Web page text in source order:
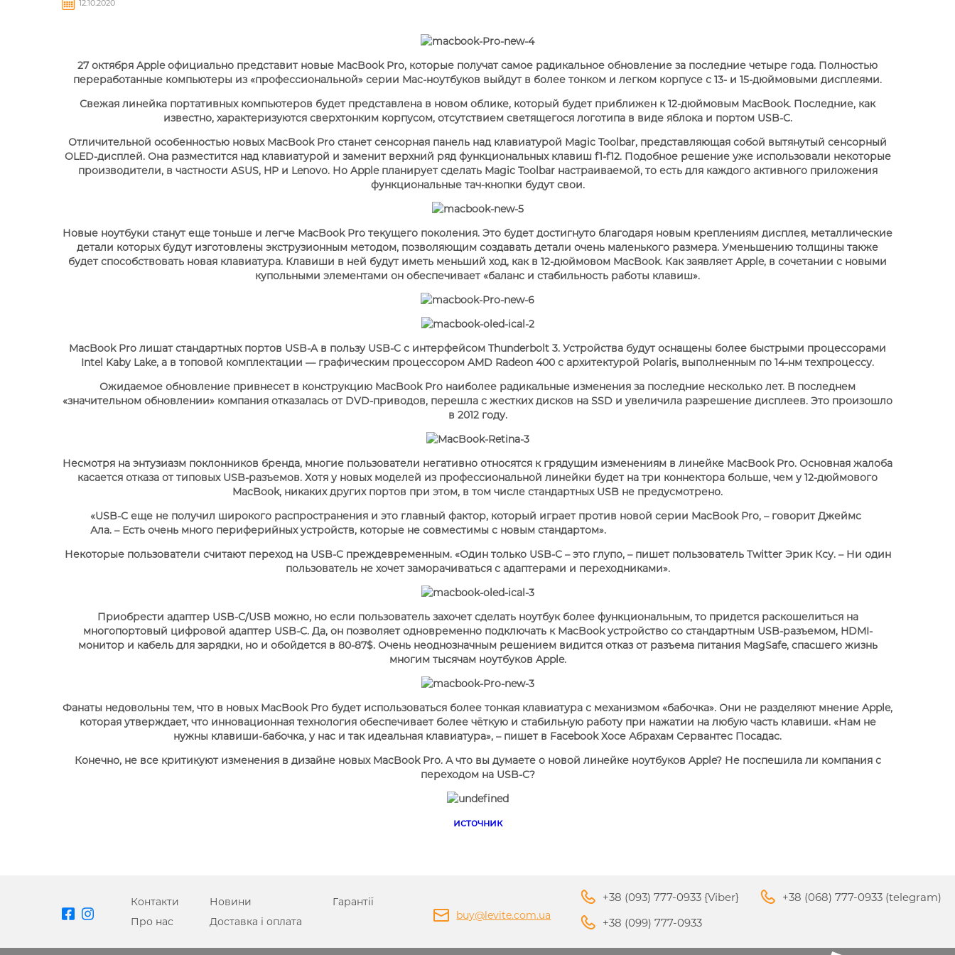
APPLE IPHONE 16 PRO
MAX
APPLE IPHONE 15 PRO
APPLE IPHONE 15 PRO APPLE IPHONE 15 PLUS
APPLE IPHONE 15
MAX
APPLE IPHONE 14 PLUS APPLE IPHONE 14
APPLE IPHONE 13
APPLE MACBOOK PRO
14"
APPLE MACBOOK AIR M4
2025
APPLE MACBOOK AIR M3
2024
APPLE IPAD 11" 2025 APPLE IPAD MINI 7 2024 APPLE IPAD AIR M2 2024
APPLE PENCIL ДЛЯ IPAD
APPLE WATCH ULTRA 2
APPLE MAGIC MOUSE APPLE MAGIC TRACKPAD APPLE HOMEPOD MINI
БЕЗДРОТОВІ ЗАРЯДНІ
АДАПТЕРИ ТА ЗАРЯДКИ
12.10.2020
27 октября Apple официально представит новые MacBook Pro, которые получат самое радикальное обновление за последние четыре года. Полностью
переработанные компьютеры из «профессиональной» серии Mac-ноутбуков выйдут в более тонком и легком корпусе с 13- и 15-дюймовыми дисплеями.
Свежая линейка портативных компьютеров будет представлена в новом облике, который будет приближен к 12-дюймовым MacBook. Последние, как
известно, характеризуются сверхтонким корпусом, отсутствием светящегося логотипа в виде яблока и портом USB-C.
Отличительной особенностью новых MacBook Pro станет сенсорная панель над клавиатурой Magic Toolbar, представляющая собой вытянутый сенсорный
OLED-дисплей. Она разместится над клавиатурой и заменит верхний ряд функциональных клавиш f1-f12. Подобное решение уже использовали некоторые
производители, в частности ASUS, HP и Lenovo. Но Apple планирует сделать Magic Toolbar настраиваемой, то есть для каждого активного приложения
функциональные тач-кнопки будут свои.
Новые ноутбуки станут еще тоньше и легче MacBook Pro текущего поколения. Это будет достигнуто благодаря новым креплениям дисплея, металлические
детали которых будут изготовлены экструзионным методом, позволяющим создавать детали очень маленького размера. Уменьшению толщины также
будет способствовать новая клавиатура. Клавиши в ней будут иметь меньший ход, как в 12-дюймовом MacBook. Как заявляет Apple, в сочетании с новыми
купольными элементами он обеспечивает «баланс и стабильность работы клавиш».
MacBook Pro лишат стандартных портов USB-A в пользу USB-C с интерфейсом Thunderbolt 3. Устройства будут оснащены более быстрыми процессорами
Intel Kaby Lake, а в топовой комплектации — графическим процессором AMD Radeon 400 с архитектурой Polaris, выполненным по 14-нм техпроцессу.
Ожидаемое обновление привнесет в конструкцию MacBook Pro наиболее радикальные изменения за последние несколько лет. В последнем
«значительном обновлении» компания отказалась от DVD-приводов, перешла с жестких дисков на SSD и увеличила разрешение дисплеев. Это произошло
в 2012 году.
Несмотря на энтузиазм поклонников бренда, многие пользователи негативно относятся к грядущим изменениям в линейке MacBook Pro. Основная жалоба
касается отказа от типовых USB-разъемов. Хотя у новых моделей из профессиональной линейки будет на три коннектора больше, чем у 12-дюймового
MacBook, никаких других портов при этом, в том числе стандартных USB не предусмотрено.
«USB-C еще не получил широкого распространения и это главный фактор, который играет против новой серии MacBook Pro, – говорит Джеймс
Ала. – Есть очень много периферийных устройств, которые не совместимы с новым стандартом».
Некоторые пользователи считают переход на USB-C преждевременным. «Один только USB-С – это глупо, – пишет пользователь Twitter Эрик Ксу. – Ни один
пользователь не хочет заморачиваться с адаптерами и переходниками».
Приобрести адаптер USB-C/USB можно, но если пользователь захочет сделать ноутбук более функциональным, то придется раскошелиться на
многопортовый цифровой адаптер USB-C. Да, он позволяет одновременно подключать к MacBook устройство со стандартным USB-разъемом, HDMI-
монитор и кабель для зарядки, но и обойдется в 80-87$. Очень неоднозначным решением видится отказ от разъема питания MagSafe, спасшего жизнь
многим тысячам ноутбуков Apple.
Фанаты недовольны тем, что в новых MacBook Pro будет использоваться более тонкая клавиатура с механизмом «бабочка». Они не разделяют мнение Apple,
которая утверждает, что инновационная технология обеспечивает более чёткую и стабильную работу при нажатии на любую часть клавиши. «Нам не
нужны клавиши-бабочка, у нас и так идеальная клавиатура», – пишет в Facebook Хосе Абрахам Сервантес Посадас.
Конечно, не все критикуют изменения в дизайне новых MacBook Pro. А что вы думаете о новой линейке ноутбуков Apple? Не поспешила ли компания с
переходом на USB-C?
источник
Контакти
Про нас
Новини
Доставка і оплата
Гарантії
buy@levite.com.ua
+38 (093) 777-0933 {Viber}
+38 (099) 777-0933
+38 (068) 777-0933 (telegram)